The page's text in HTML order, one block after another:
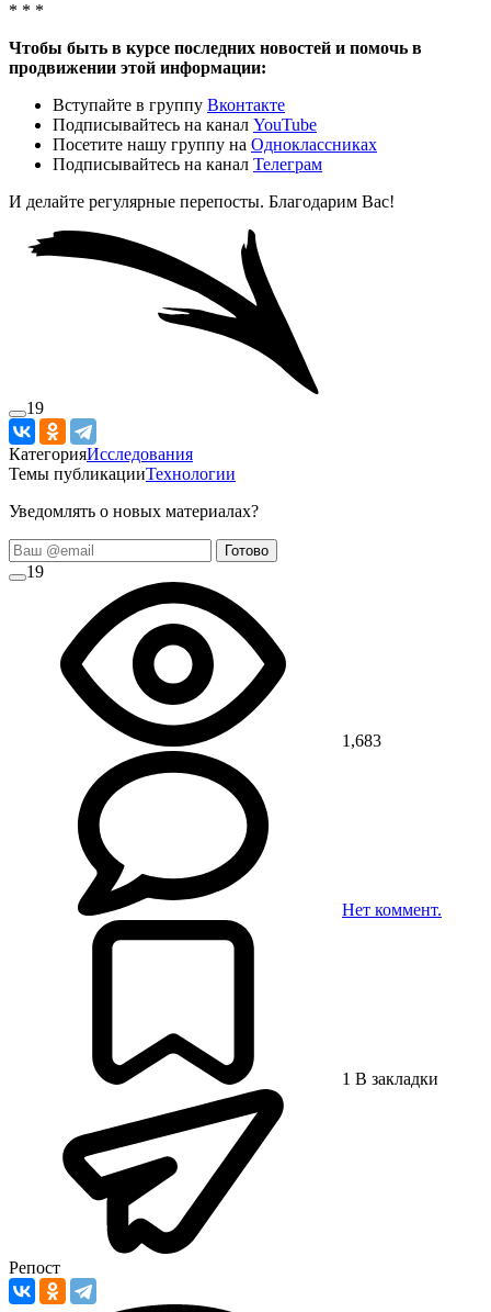
* * *
Чтобы быть в курсе последних новостей и помочь в
продвижении этой информации:
Вступайте в группу Вконтакте
Подписывайтесь на канал YouTube
Посетите нашу группу на Одноклассниках
Подписывайтесь на канал Телеграм
И делайте регулярные перепосты. Благодарим Вас!
19
КатегорияИсследования
Темы публикацииТехнологии
Уведомлять о новых материалах?
Готово
19
1,683
Нет коммент.
1 В закладки
Репост